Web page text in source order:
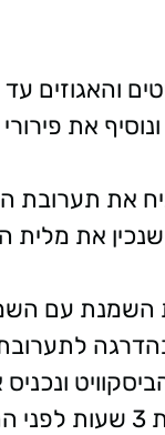
והאגוזים
את
את תערובת
את מלית
השמנת עם
בהדרגה